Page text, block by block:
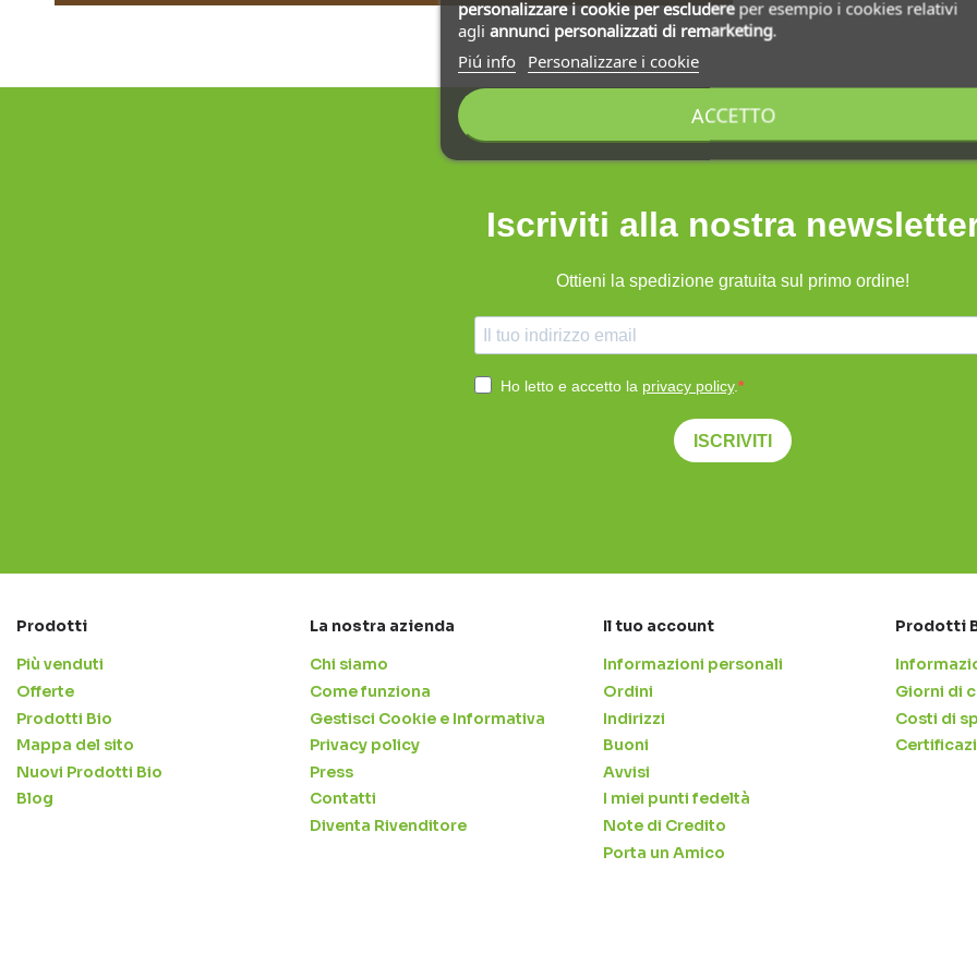
Iscriviti alla nostra
Ottieni la spedizione gratuita sul primo ordine!
Ho letto e accetto la privacy policy.
ISCRIVITI
Prodotti
Più venduti
Offerte
Prodotti Bio
Mappa del sito
Nuovi Prodotti Bio
Blog
La nostra azienda
Chi siamo
Come funziona
Gestisci Cookie e Informativa
Privacy policy
Press
Contatti
Diventa Rivenditore
Il tuo account
Informazioni personali
Ordini
Indirizzi
Buoni
Avvisi
I miei punti fedeltà
Note di Credito
Porta un Amico
Prodotti
Giorni di
Costi di
personalizzare i cookie per escludereper esempio i cookies relativi
agli annunci personalizzati di remarketing.
Piú info
Personalizzare i cookie
ACCETTO